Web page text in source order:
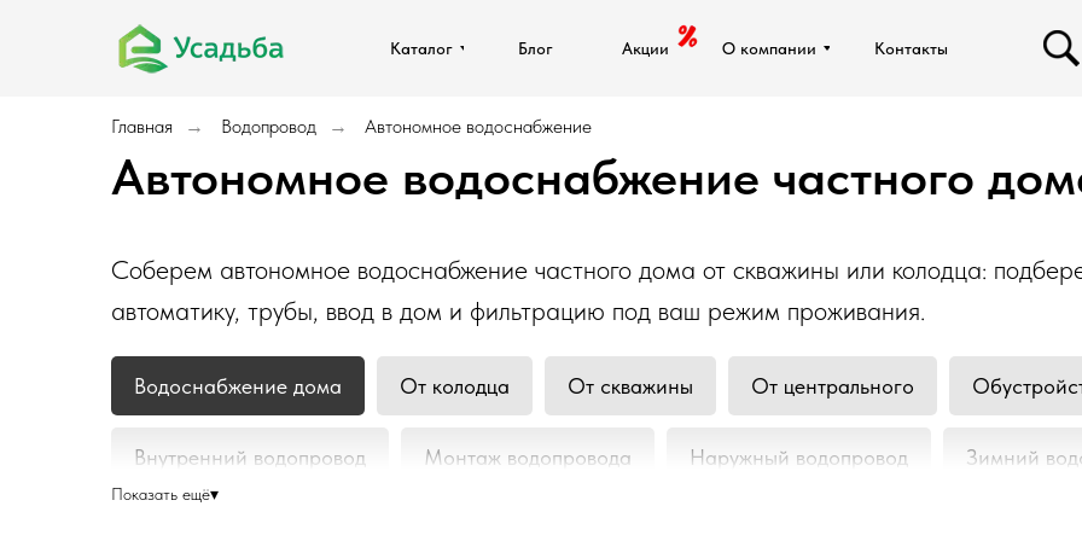
Каталог О компании
Блог Акции Контакты
Каталог О компании
Блог Акции Контакты
Главная → Водопровод → Автономное водоснабжение
Автономное водоснабжение частного
Соберем автономное водоснабжение частного дома от скважины или колодца:
автоматику, трубы, ввод в дом и фильтрацию под ваш режим проживания.
Водоснабжение дома От колодца От скважины От центрального
Внутренний водопровод Монтаж водопровода Наружный водопровод Зимний
Показать ещё▾